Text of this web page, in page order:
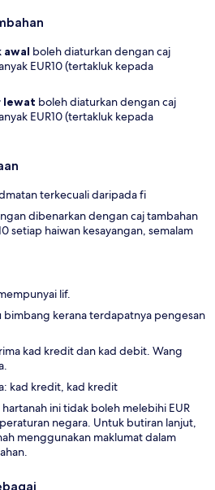
awal boleh diaturkan dengan caj
EUR10 (tertakluk kepada
lewat boleh diaturkan dengan caj
EUR10 (tertakluk kepada
terkecuali daripada fi
dibenarkan dengan caj tambahan
setiap haiwan kesayangan, semalam
lif.
bimbang kerana terdapatnya pengesan
kad kredit dan kad debit. Wang
kad kredit, kad kredit
ini tidak boleh melebihi EUR
negara. Untuk butiran lanjut,
menggunakan maklumat dalam